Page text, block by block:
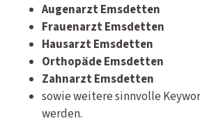
Augenarzt Emsdetten
Frauenarzt Emsdetten
Hausarzt Emsdetten
Orthopäde Emsdetten
Zahnarzt Emsdetten
sowie weitere sinnvolle
werden.